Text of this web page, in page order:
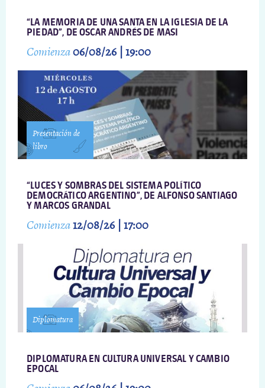
“LA MEMORIA DE UNA SANTA EN LA IGLESIA DE LA
PIEDAD”, DE OSCAR ANDRÉS DE MASI
Comienza06/08/26 | 19:00
Presentación de
libro
“LUCES Y SOMBRAS DEL SISTEMA POLÍTICO
DEMOCRÁTICO ARGENTINO”, DE ALFONSO SANTIAGO
Y MARCOS GRANDAL
Comienza12/08/26 | 17:00
Diplomatura
DIPLOMATURA EN CULTURA UNIVERSAL Y CAMBIO
EPOCAL